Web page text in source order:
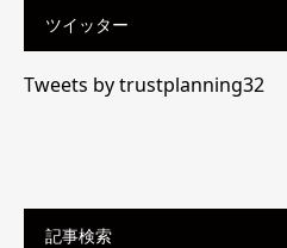
ツイッター
Tweets by trustplanning32
記事検索